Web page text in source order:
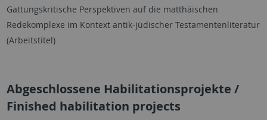
Gattungskritische Perspektiven auf die matthäischen
Redekomplexe im Kontext antik-jüdischer Testamentenliteratur
(Arbeitstitel)
Abgeschlossene Habilitationsprojekte /
Finished habilitation projects